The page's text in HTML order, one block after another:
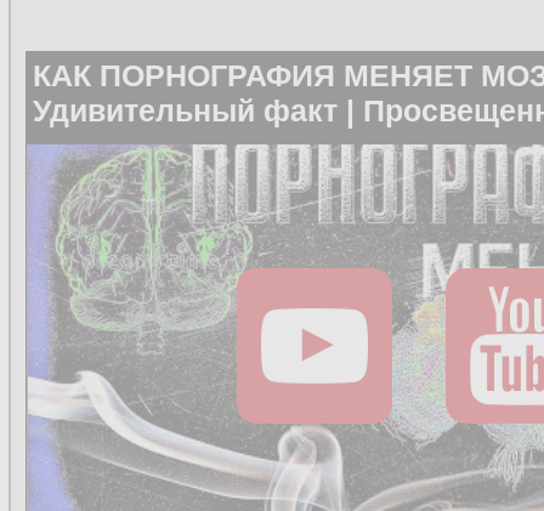
КАК ПОРНОГРАФИЯ МЕНЯЕТ
Удивительный факт |